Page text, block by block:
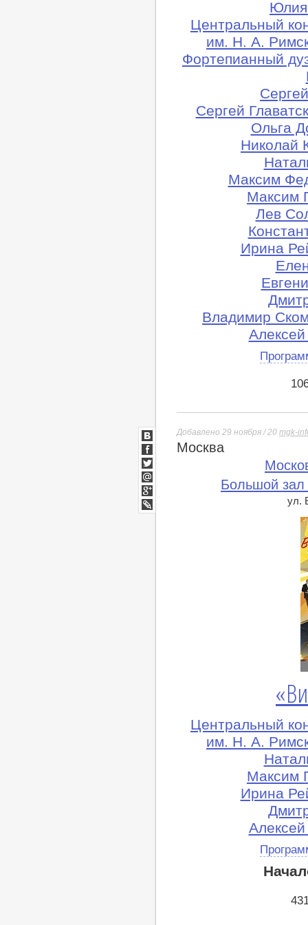
Юлия
Центральный
им. Н. А.
Фортепианный
Сергей
Ольга
Николай
Максим
Максим
Лев
Ирина
Владимир
Добавлено 29 ноября / 20 mgk-
Москва
Большой зал
ул.
Центральный
им. Н. А.
Максим
Ирина
ВКонтакте
Facebook
Twitter
Мой
Мир
Google+
lj